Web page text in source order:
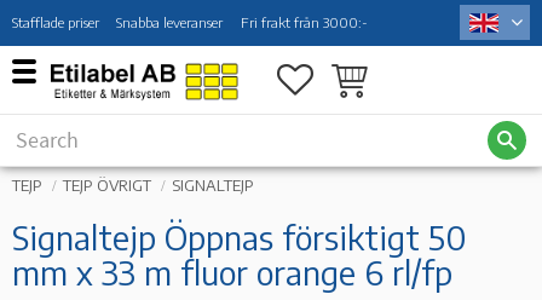
Menu
Stafflade priser Snabba leveranser Fri frakt från 3000:-
Favorites
Basket
TEJP TEJP ÖVRIGT SIGNALTEJP
Signaltejp Öppnas försiktigt 50
mm x 33 m fluor orange 6 rl/fp